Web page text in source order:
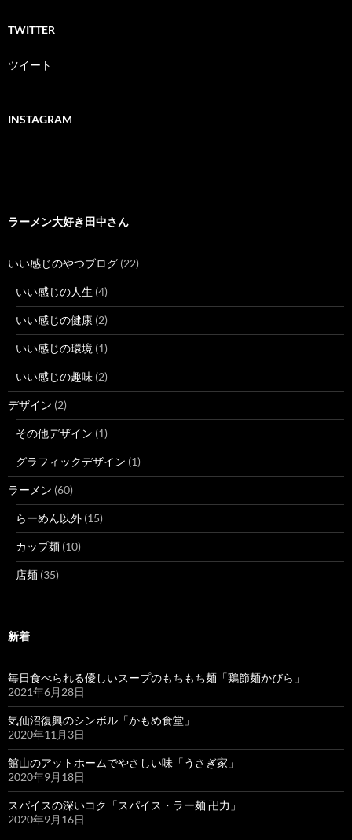
TWITTER
ツイート
INSTAGRAM
ラーメン大好き田中さん
いい感じのやつブログ (22)
いい感じの人生 (4)
いい感じの健康 (2)
いい感じの環境 (1)
いい感じの趣味 (2)
デザイン (2)
その他デザイン (1)
グラフィックデザイン (1)
ラーメン (60)
らーめん以外 (15)
カップ麺 (10)
店麺 (35)
新着
毎日食べられる優しいスープのもちもち麺「鶏節麺かびら」
2021年6月28日
気仙沼復興のシンボル「かもめ食堂」
2020年11月3日
館山のアットホームでやさしい味「うさぎ家」
2020年9月18日
スパイスの深いコク「スパイス・ラー麺 卍力」
2020年9月16日